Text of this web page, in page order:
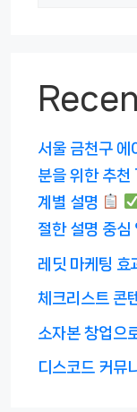
서울 금천구 에
분을 위한 추
계별 설명
절한 설명 중심
레딧 마케팅 효
체크리스트 콘
소자본 창업으
디스코드 커뮤